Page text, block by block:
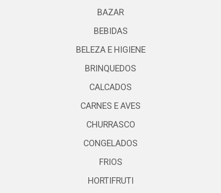
BAZAR
BEBIDAS
BELEZA E HIGIENE
BRINQUEDOS
CALCADOS
CARNES E AVES
CHURRASCO
CONGELADOS
FRIOS
HORTIFRUTI